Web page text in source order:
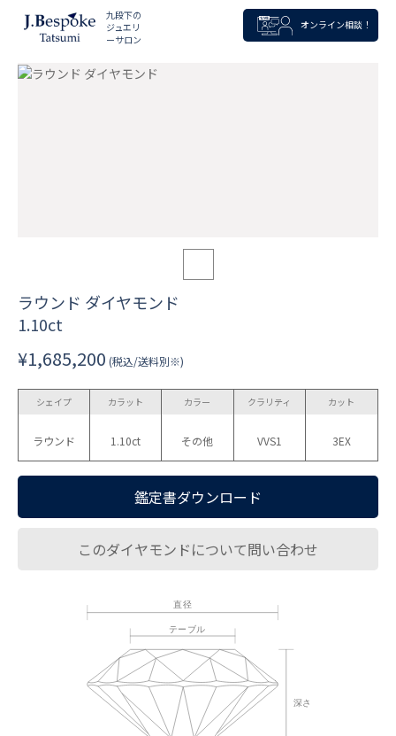
九段下の
ジュエリ
ーサロン
オンライン相談！
ラウンド ダイヤモンド
1.10ct
¥1,685,200 (税込/送料別※)
シェイプ
ラウンド
カラット
1.10ct
カラー
その他
クラリティ
VVS1
カット
3EX
鑑定書ダウンロード
このダイヤモンドについて問い合わせ